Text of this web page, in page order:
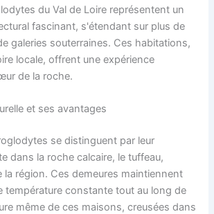
du Val de Loire représentent un
fascinant, s'étendant sur plus de
galeries souterraines. Ces habitations,
locale, offrent une expérience
de la roche.
et ses avantages
se distinguent par leur
dans la roche calcaire, le tuffeau,
la région. Ces demeures maintiennent
température constante tout au long de
même de ces maisons, creusées dans